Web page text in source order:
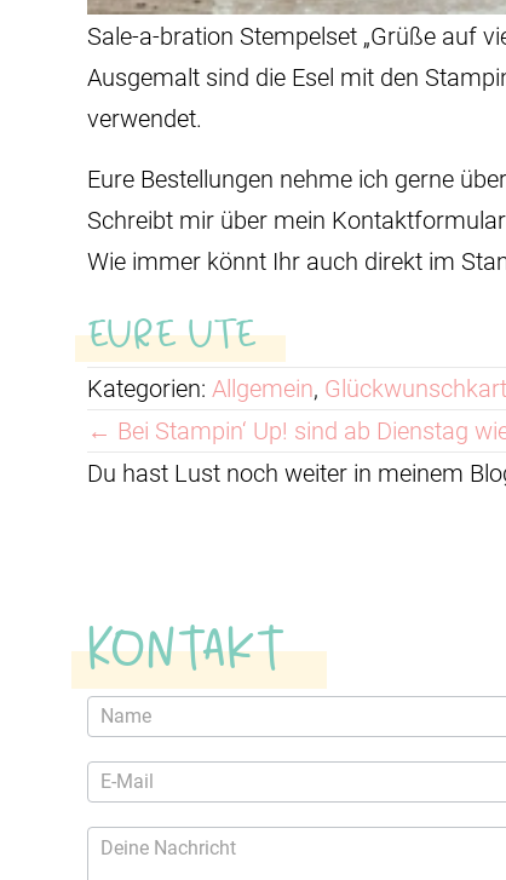
Sale-a-bration Stempelset „Grüße auf
Ausgemalt sind die Esel mit den
verwendet.
Eure Bestellungen nehme ich gerne
Schreibt mir über mein
Wie immer könnt Ihr auch direkt im
EURE UTE
Kategorien: Allgemein,
Posts
← Bei Stampin‘ Up! sind ab Dienstag
Du hast Lust noch weiter in meinem
Kontakt
Kontaktformular